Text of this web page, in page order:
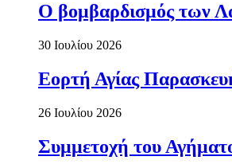
Ο βομβαρδισμός των
30 Ιουλίου 2026
Εορτή Αγίας
26 Ιουλίου 2026
Συμμετοχή του